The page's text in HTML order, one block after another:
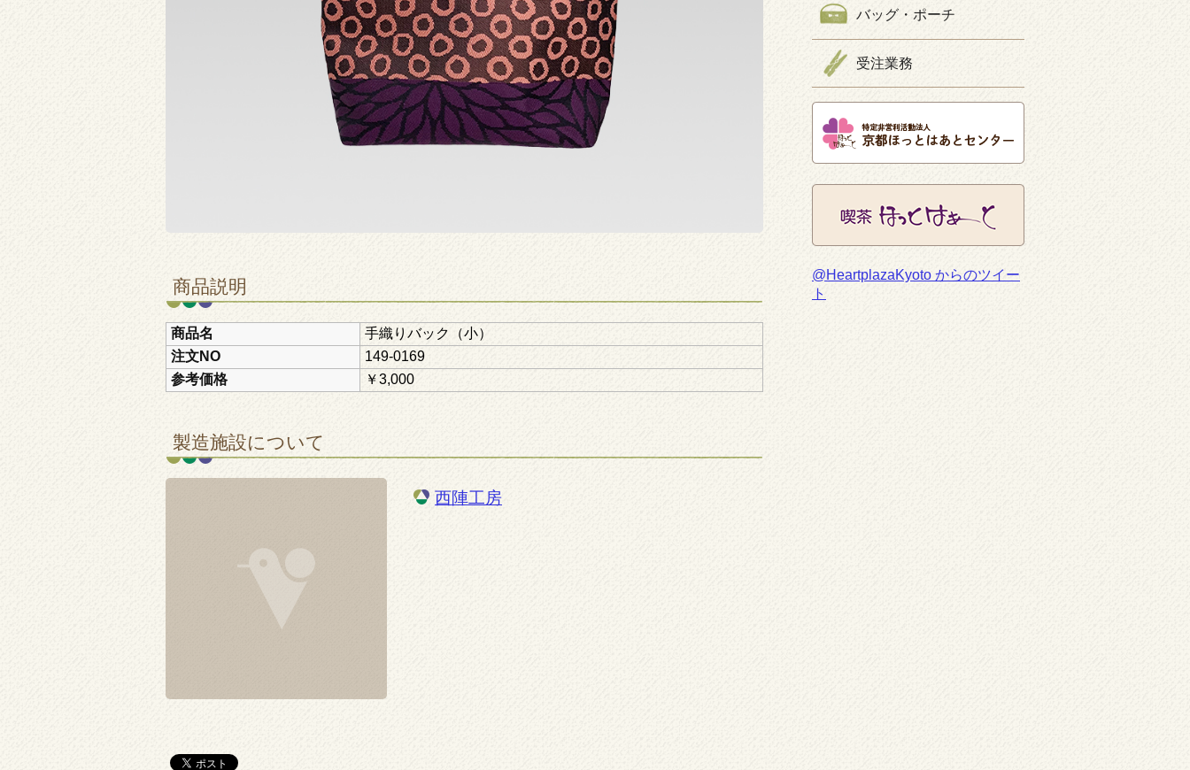
商品説明
商品名
手織りバック（小）
注文NO
149-0169
参考価格
￥3,000
製造施設について
西陣工房
バッグ・ポーチ
受注業務
@HeartplazaKyoto からのツイー
ト